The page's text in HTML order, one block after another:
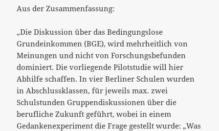
Aus der Zusammenfassung:
„Die Diskussion über das Bedingungslose
Grundeinkommen (BGE), wird mehrheitlich von
Meinungen und nicht von Forschungsbefunden
dominiert. Die vorliegende Pilotstudie will hier
Abhilfe schaffen. In vier Berliner Schulen wurden
in Abschlussklassen, für jeweils max. zwei
Schulstunden Gruppendiskussionen über die
berufliche Zukunft geführt,wobei in einem
Gedankenexperiment die Frage gestellt wurde: „Was